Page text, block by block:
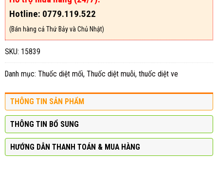
Hotline: 0779.119.522
(Bán hàng cả Thứ Bảy và Chủ Nhật)
SKU: 15839
Danh mục: Thuốc diệt mối, Thuốc diệt muỗi, thuốc diệt ve
THÔNG TIN SẢN PHẨM
THÔNG TIN BỔ SUNG
HƯỚNG DẪN THANH TOÁN & MUA HÀNG